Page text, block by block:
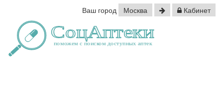
Ваш город Москва Кабинет